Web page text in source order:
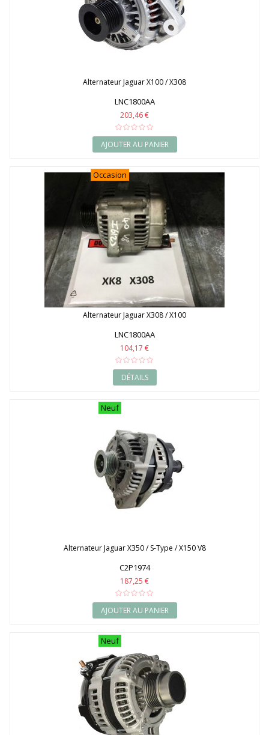
Alternateur Jaguar X100 / X308
LNC1800AA
203,46 €
AJOUTER AU PANIER
Occasion
Alternateur Jaguar X308 / X100
LNC1800AA
104,17 €
DÉTAILS
Neuf
Alternateur Jaguar X350 / S-Type / X150 V8
C2P1974
187,25 €
AJOUTER AU PANIER
Neuf